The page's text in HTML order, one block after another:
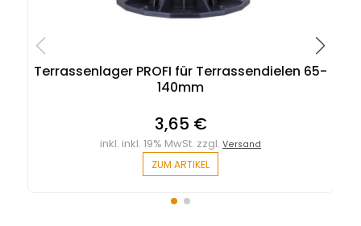
Terrassenlager PROFI für Terrassendielen 65-
140mm
3,65 €
inkl. inkl. 19% MwSt. zzgl.Versand
ZUM ARTIKEL